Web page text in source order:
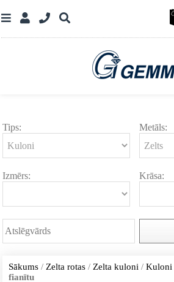
Tips: Metāls:
Izmērs: Krāsa:
Sākums / Zelta rotas / Zelta kuloni /Kuloni
fianītu